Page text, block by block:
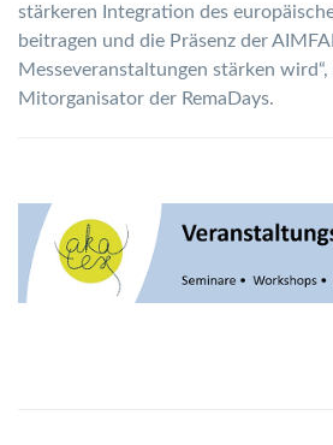
stärkeren Integration des
beitragen und die Präsenz der
Messeveranstaltungen stärken
Mitorganisator der RemaDays.